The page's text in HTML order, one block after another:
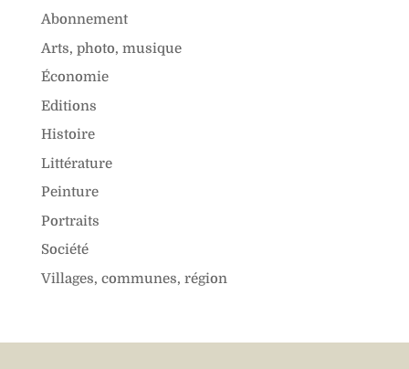
Abonnement
Arts, photo, musique
Économie
Editions
Histoire
Littérature
Peinture
Portraits
Société
Villages, communes, région